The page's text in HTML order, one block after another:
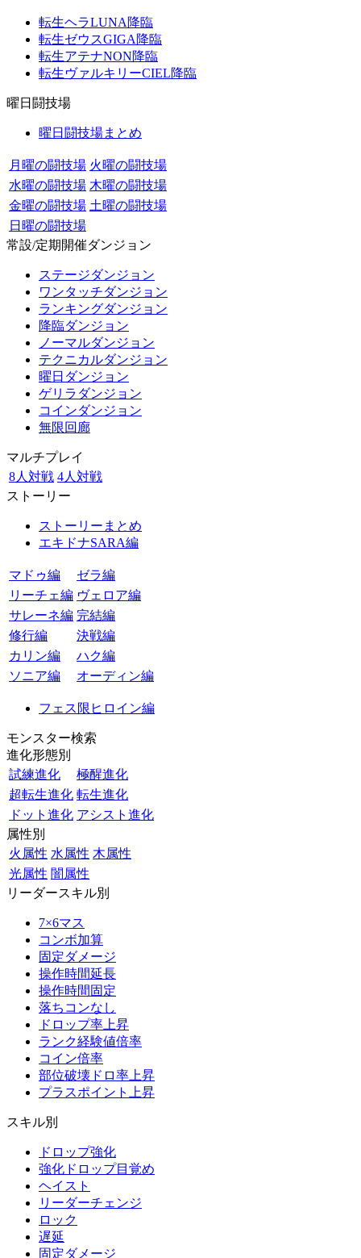
転生ヘラLUNA降臨
転生ゼウスGIGA降臨
転生アテナNON降臨
転生ヴァルキリーCIEL降臨
曜日闘技場
曜日闘技場まとめ
月曜の闘技場 火曜の闘技場
水曜の闘技場 木曜の闘技場
金曜の闘技場 土曜の闘技場
日曜の闘技場
常設/定期開催ダンジョン
ステージダンジョン
ワンタッチダンジョン
ランキングダンジョン
降臨ダンジョン
ノーマルダンジョン
テクニカルダンジョン
曜日ダンジョン
ゲリラダンジョン
コインダンジョン
無限回廊
マルチプレイ
8人対戦 4人対戦
ストーリー
ストーリーまとめ
エキドナSARA編
マドゥ編
ゼラ編
リーチェ編 ヴェロア編
サレーネ編 完結編
修行編
決戦編
カリン編
ハク編
ソニア編
オーディン編
フェス限ヒロイン編
モンスター検索
進化形態別
試練進化
極醒進化
超転生進化 転生進化
ドット進化 アシスト進化
属性別
火属性 水属性 木属性
光属性 闇属性
リーダースキル別
7×6マス
コンボ加算
固定ダメージ
操作時間延長
操作時間固定
落ちコンなし
ドロップ率上昇
ランク経験値倍率
コイン倍率
部位破壊ドロ率上昇
プラスポイント上昇
スキル別
ドロップ強化
強化ドロップ目覚め
ヘイスト
リーダーチェンジ
ロック
遅延
固定ダメージ